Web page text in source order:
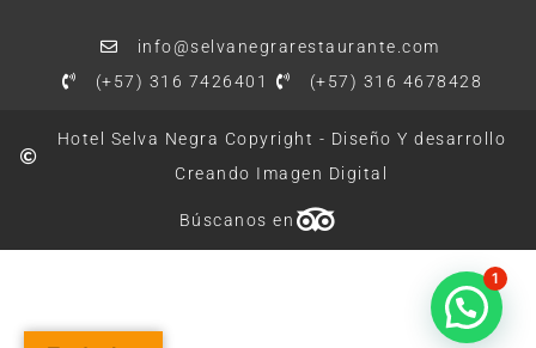
info@selvanegrarestaurante.com
(+57) 316 7426401
(+57) 316 4678428
Hotel Selva Negra Copyright - Diseño Y desarrollo
Creando Imagen Digital
Búscanos en
1